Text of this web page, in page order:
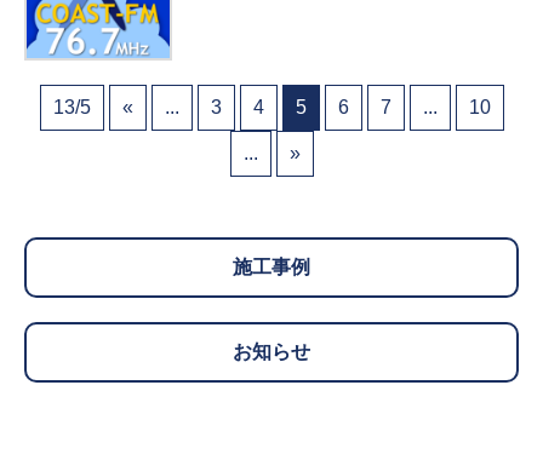
13/5 « ... 3 4 5 6 7 ... 10
... »
施工事例
お知らせ